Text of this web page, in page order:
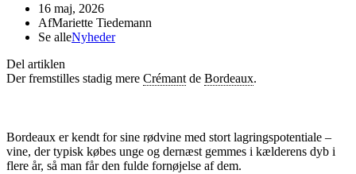
16 maj, 2026
AfMariette Tiedemann
Se alleNyheder
Del artiklen
Der fremstilles stadig mere Crémant de Bordeaux.
Bordeaux er kendt for sine rødvine med stort lagringspotentiale –
vine, der typisk købes unge og dernæst gemmes i kælderens dyb i
flere år, så man får den fulde fornøjelse af dem.